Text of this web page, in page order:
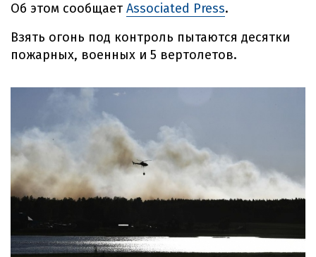
Об этом сообщает Associated Press.
Взять огонь под контроль пытаются десятки
пожарных, военных и 5 вертолетов.